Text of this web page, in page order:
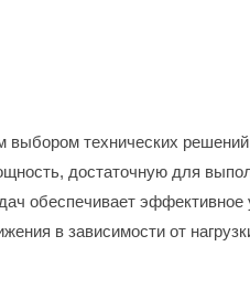
технических
достаточную для
обеспечивает эффективное
в зависимости от